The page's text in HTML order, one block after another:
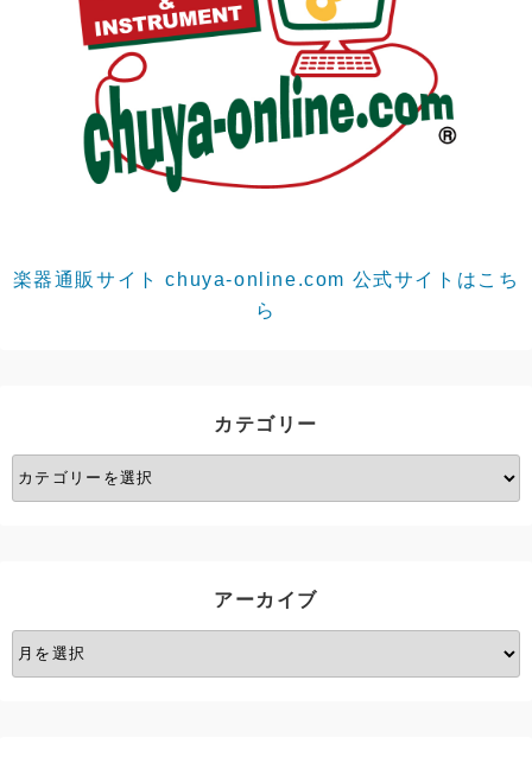
楽器通販サイト chuya-online.com 公式サイトはこち
ら
カテゴリー
カ
テ
アーカイブ
ア
ー